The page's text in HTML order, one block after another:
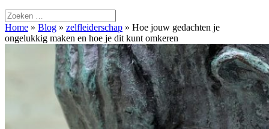
Home » Blog » zelfleiderschap » Hoe jouw gedachten je
ongelukkig maken en hoe je dit kunt omkeren